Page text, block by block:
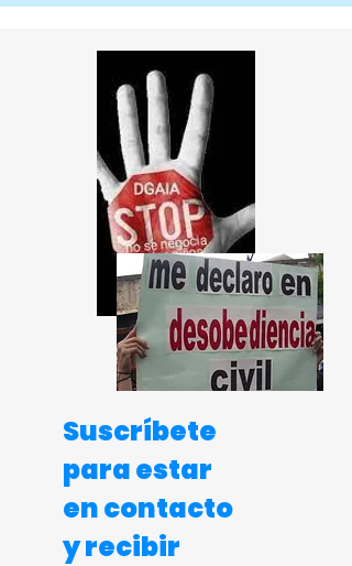
Suscríbete
para estar
en contacto
y recibir